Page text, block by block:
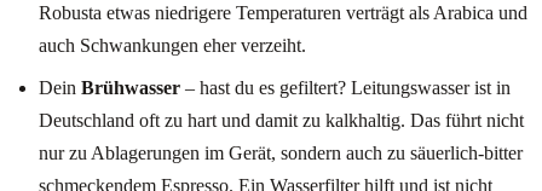
Robusta etwas niedrigere Temperaturen verträgt als Arabica und
auch Schwankungen eher verzeiht.
Dein Brühwasser – hast du es gefiltert? Leitungswasser ist in
Deutschland oft zu hart und damit zu kalkhaltig. Das führt nicht
nur zu Ablagerungen im Gerät, sondern auch zu säuerlich-bitter
schmeckendem Espresso. Ein Wasserfilter hilft und ist nicht